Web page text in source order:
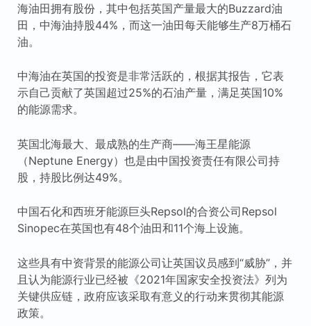
海油田拥有股份，其中包括英国产量最大的Buzzard油
田，中海油持股44%，而这一油田每天能够生产8万桶石
油。
中海油在英国的投资是非常活跃的，根据其报告，它表
示自己贡献了英国超过25%的石油产量，满足英国10%
的能源需求。
英国北海最大、最成熟的生产商——海王星能源
（Neptune Energy）也是由中国投资责任有限公司持
股，持股比例达49%。
中国石化和西班牙能源巨头Repsol的合资公司Repsol
Sinopec在英国也有48个油田和11个海上设施。
这些具有中资背景的能源公司让英国议员感到“威胁”，并
且认为能源行业已经被《2021年国家安全投资法》列为
关键供应链，政府应该采取有意义的行动来贯彻其能源
政策。